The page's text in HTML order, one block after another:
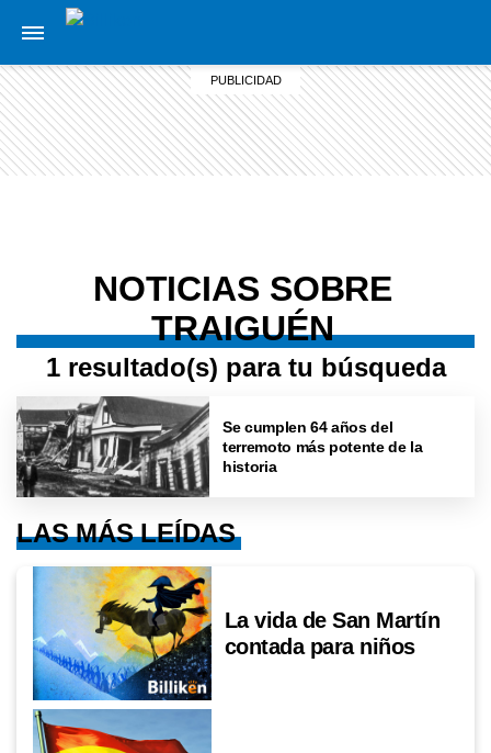
NOTICIAS SOBRE
TRAIGUÉN
1 resultado(s) para tu búsqueda
Se cumplen 64 años del
terremoto más potente de la
historia
LAS MÁS LEÍDAS
La vida de San Martín
contada para niños